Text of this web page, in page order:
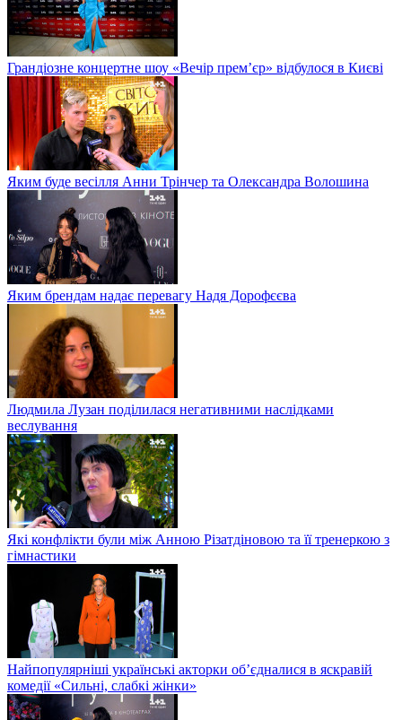
Грандіозне концертне шоу «Вечір прем’єр» відбулося в Києві
Яким буде весілля Анни Трінчер та Олександра Волошина
Яким брендам надає перевагу Надя Дорофєєва
Людмила Лузан поділилася негативними наслідками
веслування
Які конфлікти були між Анною Різатдіновою та її тренеркою з
гімнастики
Найпопулярніші українські акторки об’єдналися в яскравій
комедії «Сильні, слабкі жінки»